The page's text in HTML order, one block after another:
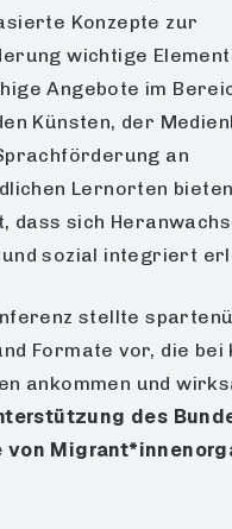
Konzepte zur
wichtige
Angebote im
Künsten, der
an
Lernorten
dass sich
sozial integriert
stellte
Formate vor, die bei
ankommen und
des
von